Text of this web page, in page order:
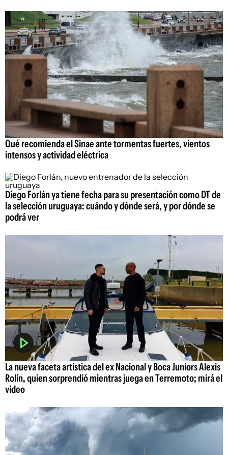
Qué recomienda el Sinae ante tormentas fuertes, vientos
intensos y actividad eléctrica
Diego Forlán ya tiene fecha para su presentación como DT de
la selección uruguaya: cuándo y dónde será, y por dónde se
podrá ver
La nueva faceta artística del ex Nacional y Boca Juniors Alexis
Rolín, quien sorprendió mientras juega en Terremoto; mirá el
video